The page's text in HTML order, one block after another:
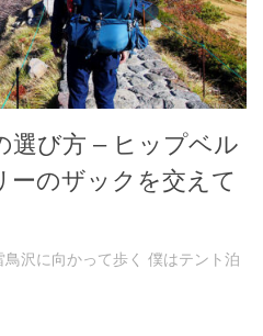
選び方 – ヒップベル
ーのザックを交えて
沢に向かって歩く 僕はテント泊